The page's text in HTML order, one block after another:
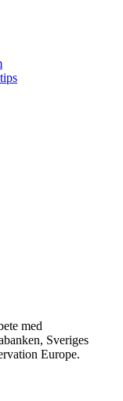
med
Sveriges
Europe.